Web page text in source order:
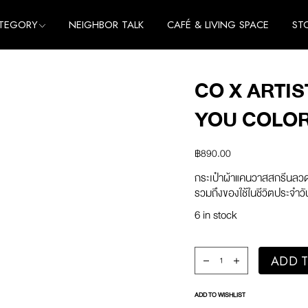
NEIGHBOR TALK CAFÉ & LIVING SPACE
CO X
YOU
฿890.00
กระเป๋าผ้าแคนวาสสกรีนล
รวมถึงของใช้ในชีวิตประจ
6 in stock
co x Artist 2023 Tote
ADD
ADD TO WISHLIST